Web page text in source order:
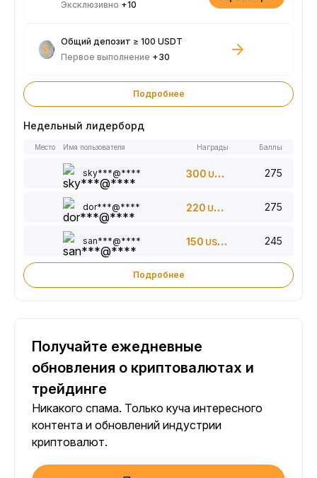
Эксклюзивно +10
Общий депозит ≥ 100 USDT
Первое выполнение +30
Подробнее
Недельный лидерборд
Место Имя пользователя Награды Баллы
sky***@**** 300 USDT 275
dor***@**** 220 USDT 275
san***@**** 150 USDT 245
Подробнее
Получайте ежедневные
обновления о криптовалютах и
трейдинге
Никакого спама. Только куча интересного
контента и обновлений индустрии
криптовалют.